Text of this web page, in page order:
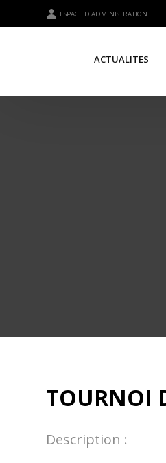
ESPACE D'ADMINISTRATION
ACTUALITES
TOURNOI
Description :